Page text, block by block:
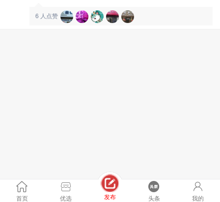
比。
6 人点赞
首页 优选 发布 头条 我的